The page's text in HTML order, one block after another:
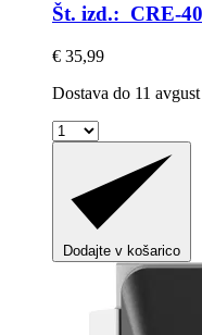
Št. izd.: CRE-
€ 35,99
Dostava do 11 avgust
Dodajte v košarico